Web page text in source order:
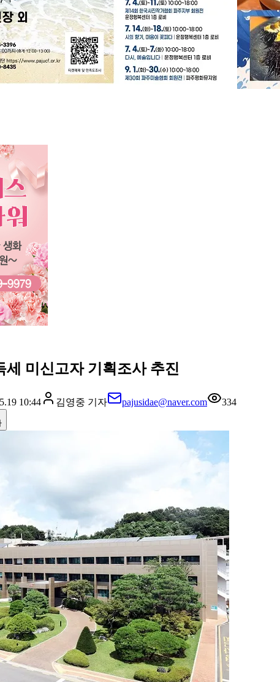
세 미신고자 기획조사 추진
10:44 김영중 기자 pajusidae@naver.com 334